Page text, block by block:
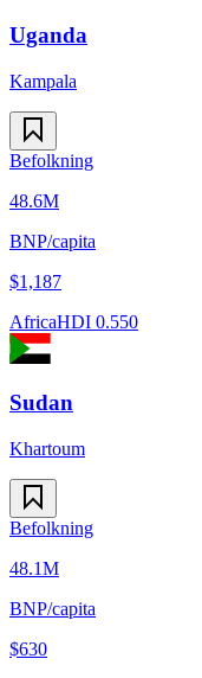
Uganda
Kampala
Befolkning
48.6M
BNP/capita
$1,187
AfricaHDI 0.550
Sudan
Khartoum
Befolkning
48.1M
BNP/capita
$630